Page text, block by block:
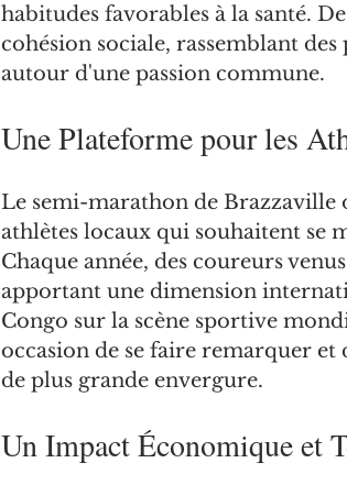
habitudes favorables à la santé.
cohésion sociale, rassemblant
autour d'une passion commune.
Une Plateforme pour les
Le semi-marathon de
athlètes locaux qui souhaitent se
Chaque année, des coureurs
apportant une dimension
Congo sur la scène sportive
occasion de se faire remarquer
de plus grande envergure.
Un Impact Économique et